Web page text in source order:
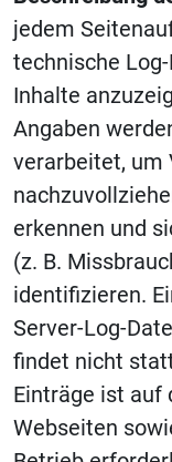
jedem
technische
Inhalte
Angaben
verarbeitet, um
erkennen und
(z. B.
identifizieren.
Server-Log-
findet nicht
Einträge ist auf
Webseiten